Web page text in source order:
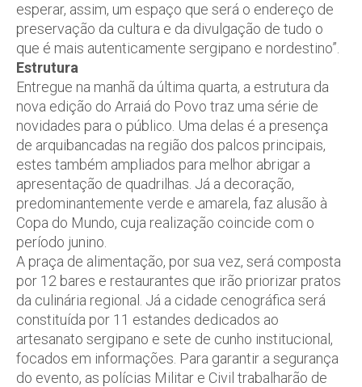
esperar, assim, um espaço que será o endereço de
preservação da cultura e da divulgação de tudo o
que é mais autenticamente sergipano e nordestino”.
Estrutura
Entregue na manhã da última quarta, a estrutura da
nova edição do Arraiá do Povo traz uma série de
novidades para o público. Uma delas é a presença
de arquibancadas na região dos palcos principais,
estes também ampliados para melhor abrigar a
apresentação de quadrilhas. Já a decoração,
predominantemente verde e amarela, faz alusão à
Copa do Mundo, cuja realização coincide com o
período junino.
A praça de alimentação, por sua vez, será composta
por 12 bares e restaurantes que irão priorizar pratos
da culinária regional. Já a cidade cenográfica será
constituída por 11 estandes dedicados ao
artesanato sergipano e sete de cunho institucional,
focados em informações. Para garantir a segurança
do evento, as polícias Militar e Civil trabalharão de